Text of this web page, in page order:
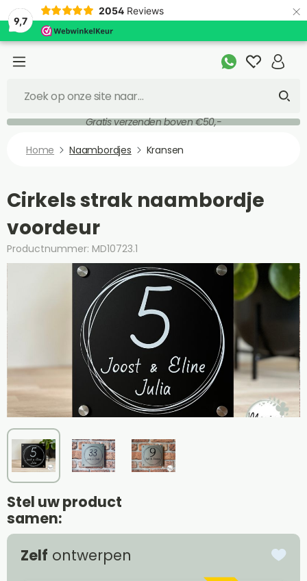
9,7
2054 Reviews ×
Gratis verzenden boven €50,-
Home Naambordjes Kransen
Cirkels strak naambordje
voordeur
Productnummer: MD10723.1
Stel uw product
samen:
Zelf ontwerpen